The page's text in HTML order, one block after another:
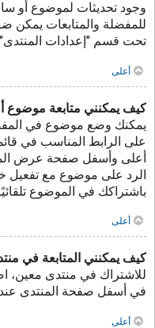
وجود تحديثات لموضوع أو
للمفضلة والمتابعات يمكن
تحت قسم "إعدادات
أعلى
كيف يمكنني متابعة موضوع
يمكنك وضع موضوع في
على الرابط المناسب في
أعلى وأسفل صفحة عرض
الرد على موضوع مع تفعيل
باشتراكك في الموضوع
أعلى
كيف يمكنني المتابعة في
للاشتراك في منتدى معين،
في أسفل صفحة المنتدى عند
أعلى